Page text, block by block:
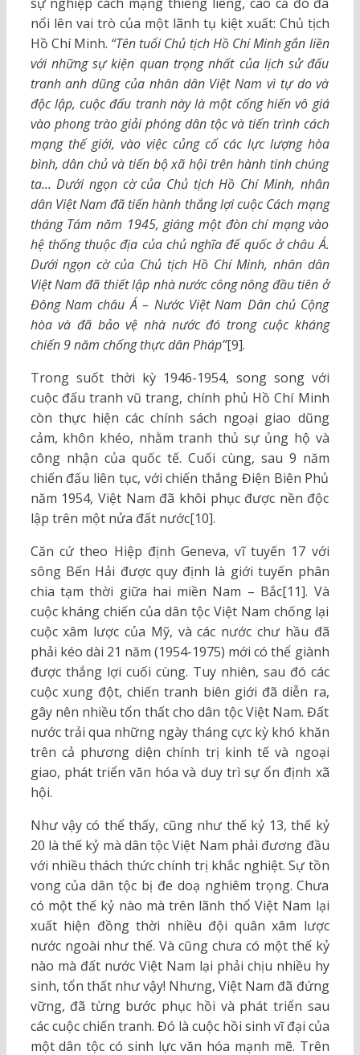
nổi lên vai trò của một lãnh tụ kiệt xuất: Chủ tịch
Hồ Chí Minh. “Tên tuổi Chủ tịch Hồ Chí Minh gắn liền
với những sự kiện quan trọng nhất của lịch sử đấu
tranh anh dũng của nhân dân Việt Nam vì tự do và
độc lập, cuộc đấu tranh này là một cống hiến vô giá
vào phong trào giải phóng dân tộc và tiến trình cách
mạng thế giới, vào việc củng cố các lực lượng hòa
bình, dân chủ và tiến bộ xã hội trên hành tinh chúng
ta… Dưới ngọn cờ của Chủ tịch Hồ Chí Minh, nhân
dân Việt Nam đã tiến hành thắng lợi cuộc Cách mạng
tháng Tám năm 1945, giáng một đòn chí mạng vào
hệ thống thuộc địa của chủ nghĩa đế quốc ở châu Á.
Dưới ngọn cờ của Chủ tịch Hồ Chí Minh, nhân dân
Việt Nam đã thiết lập nhà nước công nông đầu tiên ở
Đông Nam châu Á – Nước Việt Nam Dân chủ Cộng
hòa và đã bảo vệ nhà nước đó trong cuộc kháng
chiến 9 năm chống thực dân Pháp”[9].
Trong suốt thời kỳ 1946-1954, song song với
cuộc đấu tranh vũ trang, chính phủ Hồ Chí Minh
còn thực hiện các chính sách ngoại giao dũng
cảm, khôn khéo, nhằm tranh thủ sự ủng hộ và
công nhận của quốc tế. Cuối cùng, sau 9 năm
chiến đấu liên tục, với chiến thắng Điện Biên Phủ
năm 1954, Việt Nam đã khôi phục được nền độc
lập trên một nửa đất nước[10].
Căn cứ theo Hiệp định Geneva, vĩ tuyến 17 với
sông Bến Hải được quy định là giới tuyến phân
chia tạm thời giữa hai miền Nam – Bắc[11]. Và
cuộc kháng chiến của dân tộc Việt Nam chống lại
cuộc xâm lược của Mỹ, và các nước chư hầu đã
phải kéo dài 21 năm (1954-1975) mới có thể giành
được thắng lợi cuối cùng. Tuy nhiên, sau đó các
cuộc xung đột, chiến tranh biên giới đã diễn ra,
gây nên nhiều tổn thất cho dân tộc Việt Nam. Đất
nước trải qua những ngày tháng cực kỳ khó khăn
trên cả phương diện chính trị kinh tế và ngoại
giao, phát triển văn hóa và duy trì sự ổn định xã
hội.
Như vậy có thể thấy, cũng như thế kỷ 13, thế kỷ
20 là thế kỷ mà dân tộc Việt Nam phải đương đầu
với nhiều thách thức chính trị khắc nghiệt. Sự tồn
vong của dân tộc bị đe doạ nghiêm trọng. Chưa
có một thế kỷ nào mà trên lãnh thổ Việt Nam lại
xuất hiện đồng thời nhiều đội quân xâm lược
nước ngoài như thế. Và cũng chưa có một thế kỷ
nào mà đất nước Việt Nam lại phải chịu nhiều hy
sinh, tổn thất như vậy! Nhưng, Việt Nam đã đứng
vững, đã từng bước phục hồi và phát triển sau
các cuộc chiến tranh. Đó là cuộc hồi sinh vĩ đại của
một dân tộc có sinh lực văn hóa mạnh mẽ. Trên